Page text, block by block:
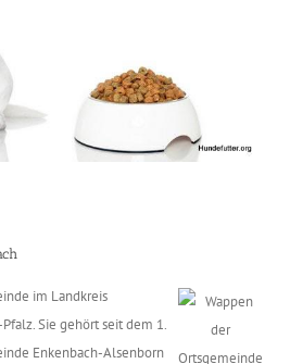
im Landkreis
Sie gehört seit dem 1.
Enkenbach-Alsenborn